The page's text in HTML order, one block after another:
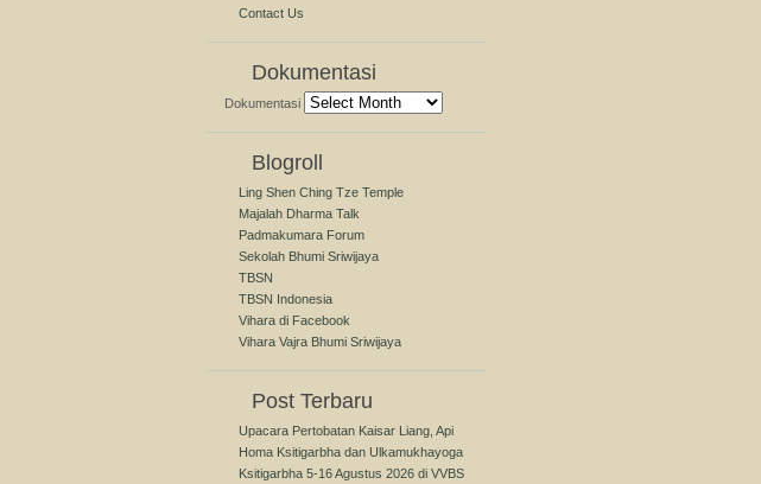
Contact Us
Dokumentasi
Dokumentasi
Blogroll
Ling Shen Ching Tze Temple
Majalah Dharma Talk
Padmakumara Forum
Sekolah Bhumi Sriwijaya
TBSN
TBSN Indonesia
Vihara di Facebook
Vihara Vajra Bhumi Sriwijaya
Post Terbaru
Upacara Pertobatan Kaisar Liang, Api
Homa Ksitigarbha dan Ulkamukhayoga
Ksitigarbha 5-16 Agustus 2026 di VVBS